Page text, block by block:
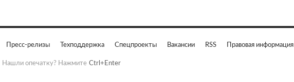
Пресс-релизы Техподдержка Спецпроекты Вакансии RSS Правовая информация
Нашли опечатку? Нажмите Ctrl+Enter